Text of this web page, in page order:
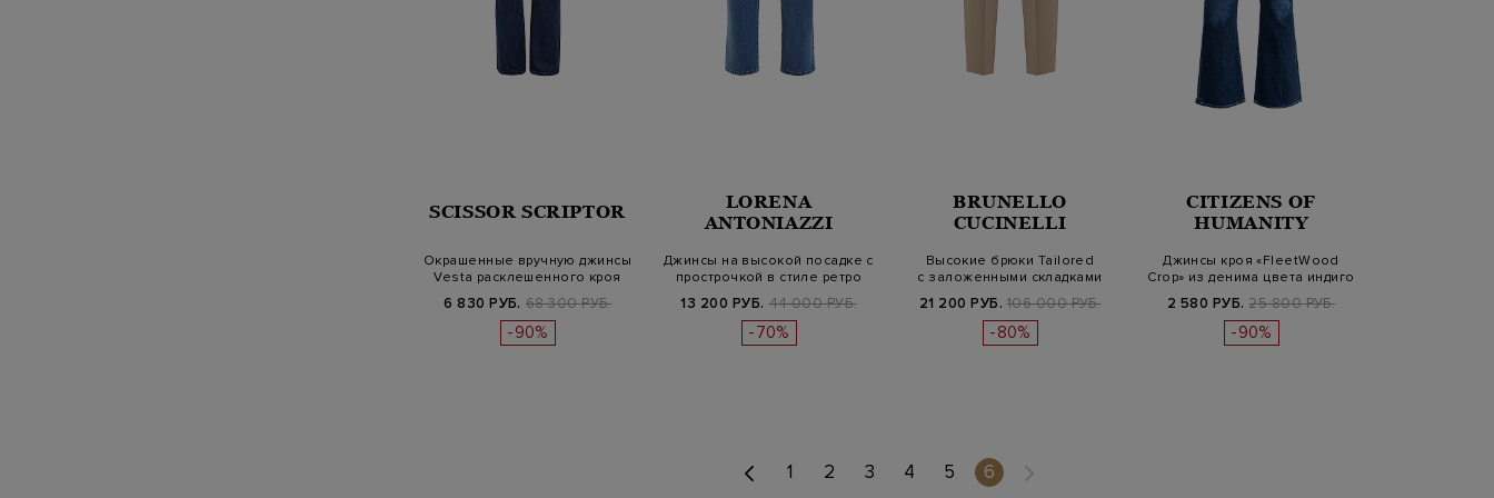
SCISSOR SCRIPTOR
Окрашенные вручную джинсы
Vesta расклешенного кроя
6 830 РУБ. 68 300 РУБ.
-90%
LORENA
ANTONIAZZI
Джинсы на высокой посадке с
прострочкой в стиле ретро
13 200 РУБ. 44 000 РУБ.
-70%
BRUNELLO
CUCINELLI
Высокие брюки Tailored
с заложенными складками
21 200 РУБ. 106 000 РУБ.
-80%
CITIZENS OF
HUMANITY
Джинсы кроя «FleetWood
Crop» из денима цвета индиго
с…
2 580 РУБ. 25 800 РУБ.
-90%
1 2 3 4 5 6 (current)